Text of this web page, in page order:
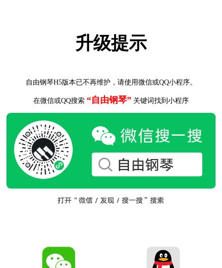
升级提示
自由钢琴H5版本已不再维护，请使用微信或QQ小程序。
在微信或QQ搜索 “自由钢琴” 关键词找到小程序